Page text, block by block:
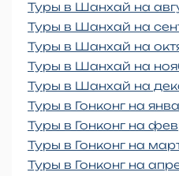
Туры в Шанхай на
Туры в Шанхай на
Туры в Шанхай на
Туры в Шанхай на
Туры в Шанхай на
Туры в Гонконг на
Туры в Гонконг на
Туры в Гонконг на
Туры в Гонконг на